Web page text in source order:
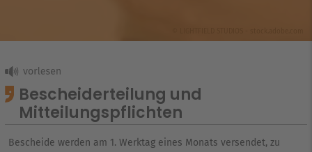
Bescheiderteilung und
Mitteilungspflichten
Bescheide werden am 1. Werktag eines Monats versendet, zu